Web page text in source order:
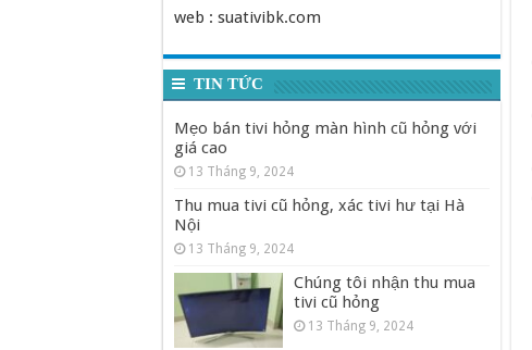
web : suativibk.com
TIN TỨC
Mẹo bán tivi hỏng màn hình cũ hỏng với
giá cao
13 Tháng 9, 2024
Thu mua tivi cũ hỏng, xác tivi hư tại Hà
Nội
13 Tháng 9, 2024
Chúng tôi nhận thu mua
tivi cũ hỏng
13 Tháng 9, 2024